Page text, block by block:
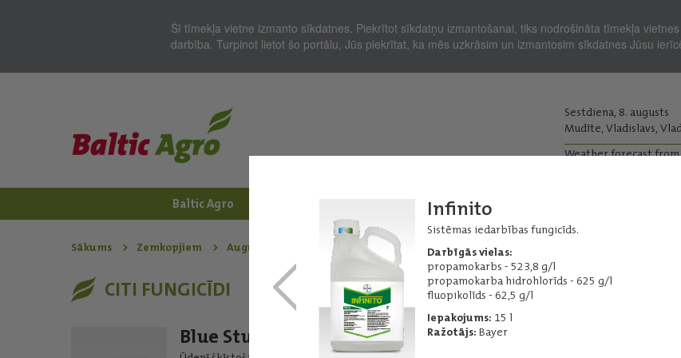
Šī tīmekļa vietne izmanto sīkdatnes. Piekrītot sīkdatņu izmantošanai, tiks nodrošināta tīmekļa
darbība. Turpinot lietot šo portālu, Jūs piekrītat, ka mēs uzkrāsim un izmantosim sīkdatnes Jūsu
Sestdiena, 8. augusts
Mudīte, Vladislavs,
Weather forecast
Baltic Agro Lopkopjiem
Sākums Zemkopjiem Augu aizsardzības līdzekļi - Fungicīdi Citi fungicīdi
Infinito
Sistēmas iedarbības fungicīds.
Darbīgās vielas:
propamokarbs - 523,8 g/l
propamokarba hidrohlorīds - 625 g/l
fluopikolīds - 62,5 g/l
Iepakojums: 15 l
Ražotājs: Bayer
CITI FUNGICĪDI
Blue Stump Marker
Candit